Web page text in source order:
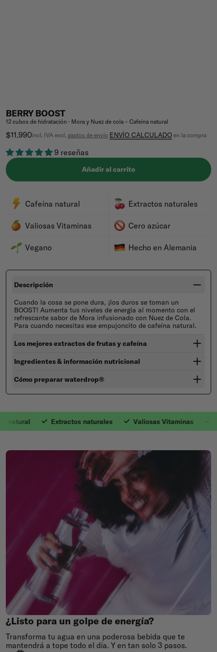
BERRY BOOST
12 cubos de hidratación · Mora y Nuez de cola – Cafeína natural
Precio de venta
$11.990incl. IVA excl. gastos de envío ENVÍO CALCULADO en la compra
9 reseñas
Añadir al carrito
Cafeína natural Extractos naturales
Valiosas Vitaminas Cero azúcar
Vegano Hecho en Alemania
Descripción
Cuando la cosa se pone dura, ¡los duros se toman un
BOOST! Aumenta tus niveles de energía al momento con el
refrescante sabor de Mora infusionado con Nuez de Cola.
Para cuando necesitas ese empujoncito de cafeína natural.
Los mejores extractos de frutas y cafeína
Ingredientes & información nutricional
Cómo preparar waterdrop®
1. Cafeína
natural Extractos naturales Valiosas Vitaminas
¿Listo para un golpe de energía?
¿Listo para un golpe de energía?
Transforma tu agua en una poderosa bebida que te
mantendrá a tope todo el día. Y en tan solo 3 pasos.